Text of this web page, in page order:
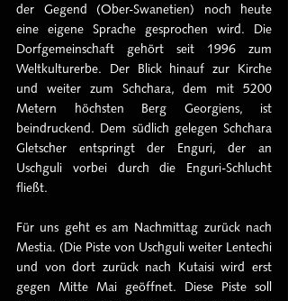
der Gegend (Ober-Swanetien) noch heute
eine eigene Sprache gesprochen wird. Die
Dorfgemeinschaft gehört seit 1996 zum
Weltkulturerbe. Der Blick hinauf zur Kirche
und weiter zum Schchara, dem mit 5200
Metern höchsten Berg Georgiens, ist
beindruckend. Dem südlich gelegen Schchara
Gletscher entspringt der Enguri, der an
Uschguli vorbei durch die Enguri-Schlucht
fließt.
Für uns geht es am Nachmittag zurück nach
Mestia. (Die Piste von Uschguli weiter Lentechi
und von dort zurück nach Kutaisi wird erst
gegen Mitte Mai geöffnet. Diese Piste soll